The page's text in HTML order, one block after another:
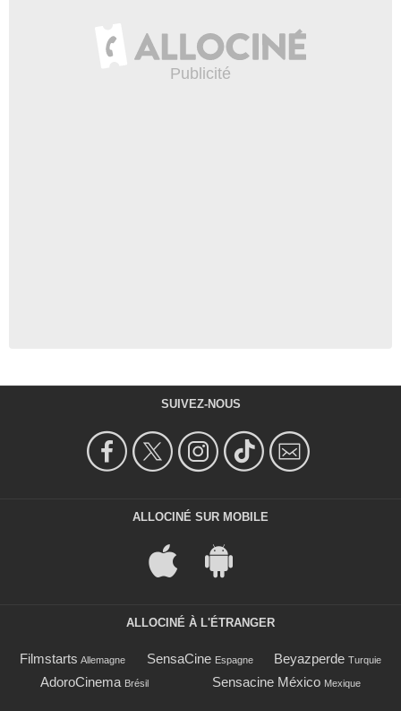
SUIVEZ-NOUS
ALLOCINÉ SUR MOBILE
ALLOCINÉ À L'ÉTRANGER
Filmstarts Allemagne SensaCine Espagne Beyazperde Turquie
AdoroCinema Brésil Sensacine México Mexique